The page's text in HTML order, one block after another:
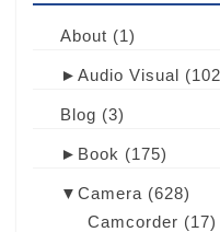
About (1)
► Audio Visual
Blog (3)
► Book (175)
▼ Camera (628)
Camcorder (17)